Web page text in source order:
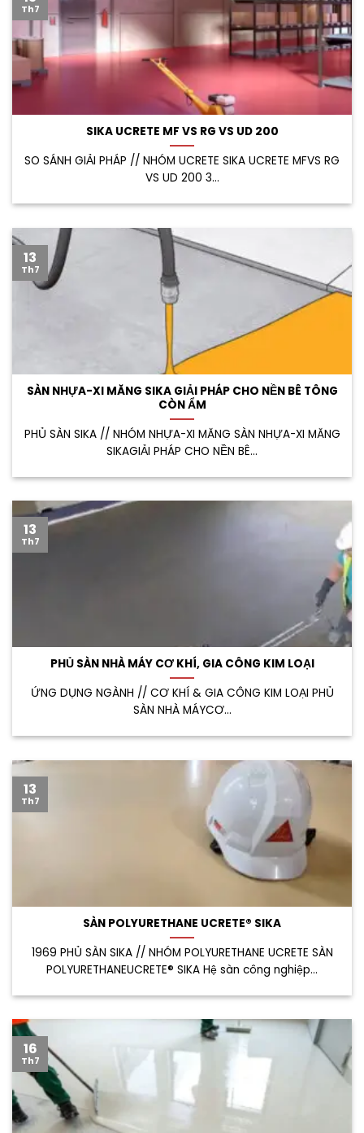
SIKA UCRETE MF VS RG VS UD 200
SO SÁNH GIẢI PHÁP // NHÓM UCRETE SIKA UCRETE MFVS RG
VS UD 200 3...
Th7
SÀN NHỰA-XI MĂNG SIKA GIẢI PHÁP CHO NỀN BÊ TÔNG
CÒN ẨM
PHỦ SÀN SIKA // NHÓM NHỰA-XI MĂNG SÀN NHỰA-XI MĂNG
SIKAGIẢI PHÁP CHO NỀN BÊ...
13
Th7
PHỦ SÀN NHÀ MÁY CƠ KHÍ, GIA CÔNG KIM LOẠI
ỨNG DỤNG NGÀNH // CƠ KHÍ & GIA CÔNG KIM LOẠI PHỦ
SÀN NHÀ MÁYCƠ...
13
Th7
SÀN POLYURETHANE UCRETE® SIKA
1969 PHỦ SÀN SIKA // NHÓM POLYURETHANE UCRETE SÀN
POLYURETHANEUCRETE® SIKA Hệ sàn công nghiệp...
13
Th7
16
Th7